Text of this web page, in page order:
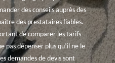
des conseils auprès des
des prestataires fiables.
de comparer les tarifs
pas dépenser plus qu’il ne le
demandes de devis sont